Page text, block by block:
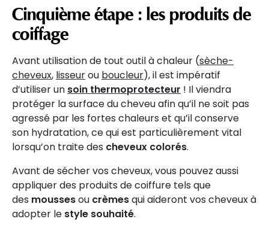
Cinquième étape : les produits de
coiffage
Avant utilisation de tout outil à chaleur (sèche-
cheveux, lisseurou boucleur), il est impératif
d’utiliser un soin thermoprotecteur ! Il viendra
protéger la surface du cheveu afin qu’il ne soit pas
agressé par les fortes chaleurs et qu’il conserve
son hydratation, ce qui est particulièrement vital
lorsqu’on traite des cheveux colorés.
Avant de sécher vos cheveux, vous pouvez aussi
appliquer des produits de coiffure tels que
des moussesou crèmesqui aideront vos cheveux à
adopter le style souhaité.